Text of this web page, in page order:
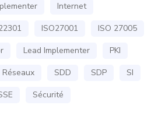
Internet
ISO27001
ISO 27005
Lead Implementer
PKI
Réseaux SDD SDP
SI
Sécurité